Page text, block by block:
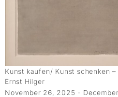
Kunst kaufen/ Kunst schenken
Ernst Hilger
November 26, 2025 -